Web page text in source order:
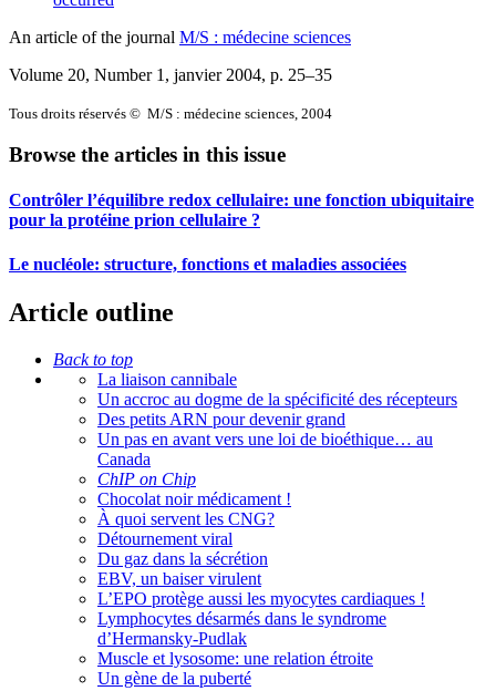
An article of the journal M/S : médecine sciences
Volume 20, Number 1, janvier 2004, p. 25–35
Tous droits réservés © M/S : médecine sciences, 2004
Browse the articles in this issue
Contrôler l’équilibre redox cellulaire: une fonction ubiquitaire
pour la protéine prion cellulaire ?
Le nucléole: structure, fonctions et maladies associées
Article outline
Back to top
La liaison cannibale
Un accroc au dogme de la spécificité des récepteurs
Des petits ARN pour devenir grand
Un pas en avant vers une loi de bioéthique… au
Canada
ChIP on Chip
Chocolat noir médicament !
À quoi servent les CNG?
Détournement viral
Du gaz dans la sécrétion
EBV, un baiser virulent
L’EPO protège aussi les myocytes cardiaques !
Lymphocytes désarmés dans le syndrome
d’Hermansky-Pudlak
Muscle et lysosome: une relation étroite
Un gène de la puberté